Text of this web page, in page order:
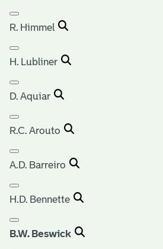
R. Himmel
H. Lubliner
D. Aquiar
R.C. Arouto
A.D. Barreiro
H.D. Bennette
B.W. Beswick